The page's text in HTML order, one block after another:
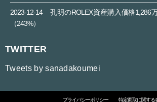
2023-12-14
孔明のROLEX資産購入価格1,286
（243%）
TWITTER
Tweets by sanadakoumei
プライバシーポリシー 特定商取に関する